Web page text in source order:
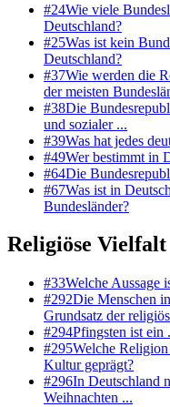
#24Wie viele
Deutschland?
#25Was ist kein
Deutschland?
#37Wie werden die
der meisten
#38Die
und sozialer ...
#39Was hat jedes
#49Wer bestimmt in
#64Die
#67Was ist in
Bundesländer?
Religiöse Vielfalt
#33Welche Aussage
#292Die Menschen
Grundsatz der
#294Pfingsten ist ein
#295Welche Religion
Kultur geprägt?
#296In Deutschland
Weihnachten ...